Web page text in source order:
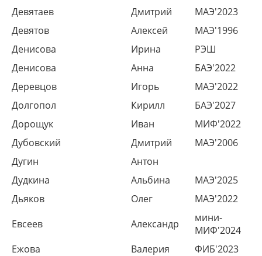
Девятаев
Дмитрий
МАЭ'2023
Девятов
Алексей
МАЭ'1996
Денисова
Ирина
РЭШ
Денисова
Анна
БАЭ'2022
Деревцов
Игорь
МАЭ'2022
Долгопол
Кирилл
БАЭ'2027
Дорощук
Иван
МИФ'2022
Дубовский
Дмитрий
МАЭ'2006
Дугин
Антон
Дудкина
Альбина
МАЭ'2025
Дьяков
Олег
МАЭ'2022
Евсеев
Александр
мини-
МИФ'2024
Ежова
Валерия
ФИБ'2023